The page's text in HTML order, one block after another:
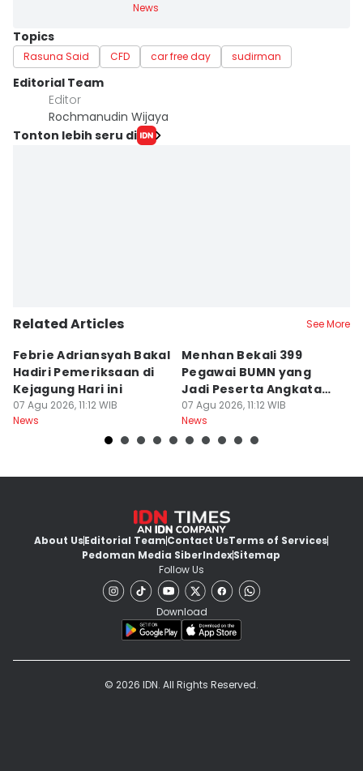
News
Topics
Rasuna Said CFD car free day sudirman
Editorial Team
Editor
Rochmanudin Wijaya
Tonton lebih seru di
Related Articles See More
Febrie Adriansyah Bakal
Hadiri Pemeriksaan di
Kejagung Hari ini
07 Agu 2026, 11:12 WIB
News
Menhan Bekali 399
Pegawai BUMN yang
Jadi Peserta Angkatan
Perdana URI
07 Agu 2026, 11:12 WIB
News
About UsEditorial TeamContact UsTerms of Services
Pedoman Media SiberIndexSitemap
Follow Us
Download
© 2026 IDN. All Rights Reserved.